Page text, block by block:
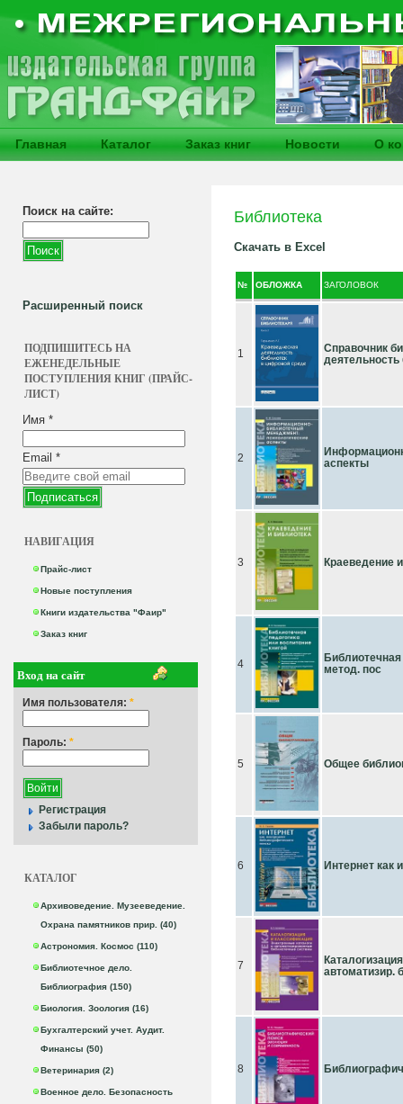
Главная Каталог Заказ книг Новости О
Поиск на сайте:
Расширенный поиск
ПОДПИШИТЕСЬ НА
ЕЖЕНЕДЕЛЬНЫЕ
ПОСТУПЛЕНИЯ КНИГ (ПРАЙС-
ЛИСТ)
Имя *
Email *
НАВИГАЦИЯ
Прайс-лист
Новые поступления
Книги издательства "Фаир"
Заказ книг
Вход на сайт
Имя пользователя: *
Пароль: *
Регистрация
Забыли пароль?
КАТАЛОГ
Архивоведение. Музееведение.
Охрана памятников прир. (40)
Астрономия. Космос (110)
Библиотечное дело.
Библиография (150)
Биология. Зоология (16)
Бухгалтерский учет. Аудит.
Финансы (50)
Ветеринария (2)
Военное дело. Безопасность
Библиотека
Скачать в Excel
№ ОБЛОЖКА ЗАГОЛОВОК
1
Справочник
2
аспекты
3 Краеведение
4
Библиотечная
метод. пос
5 Общее
6 Интернет как
7
автоматизир.
8